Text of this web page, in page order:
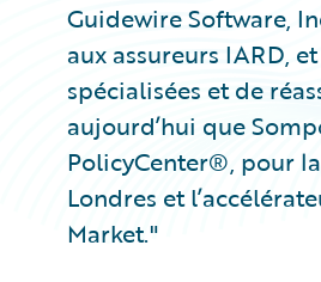
Guidewire Software,
aux assureurs IARD,
spécialisées et de
aujourd’hui que
PolicyCenter®, pour
Londres et
Market."